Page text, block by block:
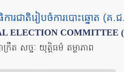
ារជាតិរៀបចំការបោះឆ្នោត (គ.
ELECTION COMMITTEE
ក្រឹត សច្ចៈ យុត្តិធម៌ តម្លាភាព